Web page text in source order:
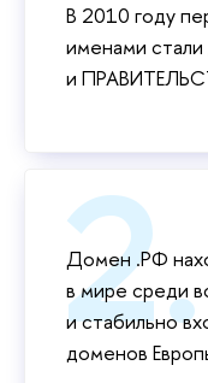
В 2010 году
именами
и
Домен .РФ
в мире среди
и стабильно
доменов